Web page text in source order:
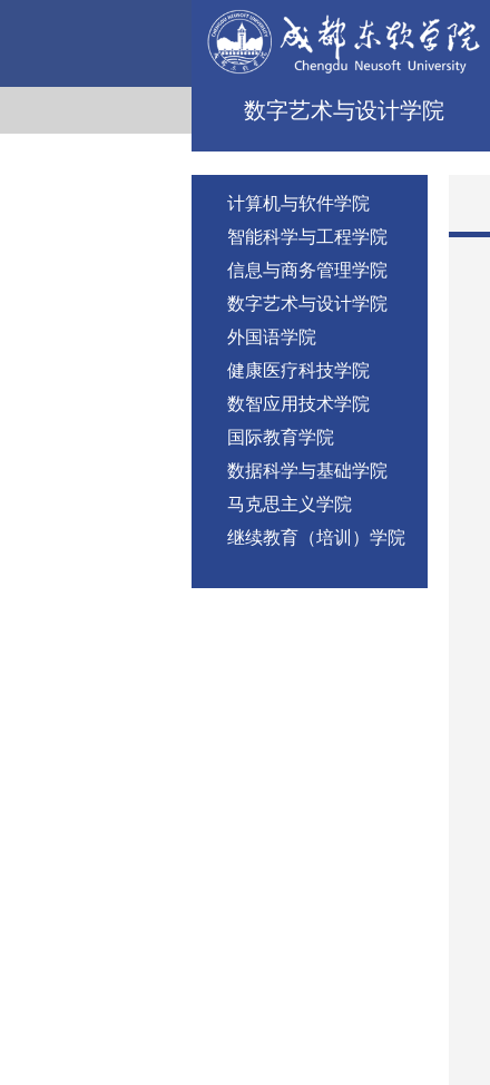
数字艺术与设计学院
计算机与软件学院
智能科学与工程学院
信息与商务管理学院
数字艺术与设计学院
外国语学院
健康医疗科技学院
数智应用技术学院
国际教育学院
数据科学与基础学院
马克思主义学院
继续教育（培训）学院